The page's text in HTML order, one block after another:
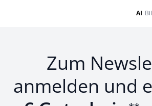
AI
Zum
anmelden und